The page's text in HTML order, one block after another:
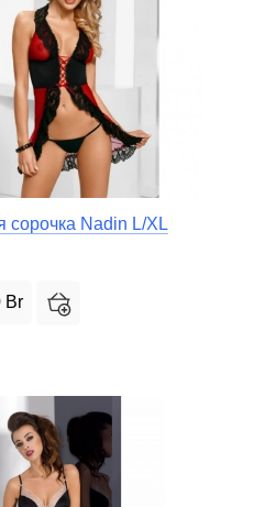
сорочка Nadin L/XL
Br